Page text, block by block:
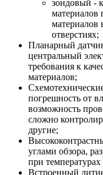
зондовый -
материалов
материалов
отверстиях;
Планарный
центральный
требования к
материалов;
погрешность от
возможность
сложно
другие;
углами обзора,
при температурах
Встроенный